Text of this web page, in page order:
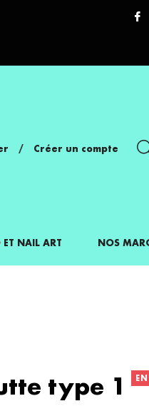
/ Créer un compte
ET NAIL ART NOS
type 1